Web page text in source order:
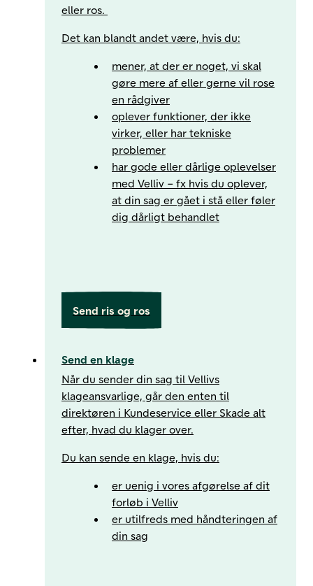
eller ros.
Det kan blandt andet være, hvis du:​
mener, at der er noget, vi skal
gøre mere af eller gerne vil rose
en rådgiver​
oplever funktioner, der ikke
virker, eller har tekniske
problemer
har gode eller dårlige oplevelser
med Velliv – fx hvis du oplever,
at din sag er gået i stå eller føler
dig dårligt behandlet​
Send ris og ros
Send en klage
Når du sender din sag til Vellivs
klageansvarlige, går den enten til
direktøren i Kundeservice eller Skade alt
efter, hvad du klager over.
Du kan sende en klage, hvis du:​
er uenig i vores afgørelse af dit
forløb i Velliv​
er utilfreds med håndteringen af
din sag​